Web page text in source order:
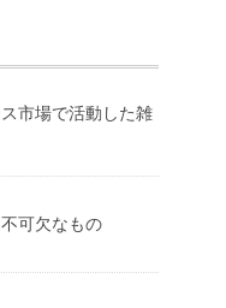
市場で活動した雑
不可欠なもの